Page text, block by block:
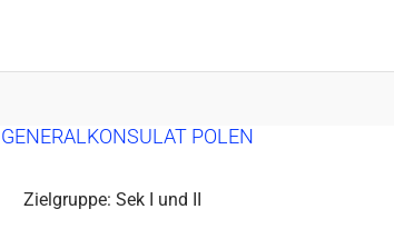
GENERALKONSULAT POLEN
Zielgruppe: Sek I und II